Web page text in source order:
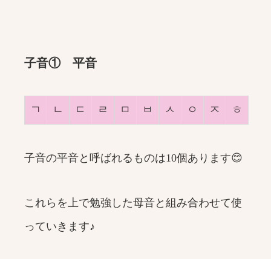
子音① 平音
ㄱ ㄴ ㄷ ㄹ ㅁ ㅂ ㅅ ㅇ ㅈ ㅎ
子音の平音と呼ばれるものは10個あります😊
これらを上で勉強した母音と組み合わせて使
っていきます♪